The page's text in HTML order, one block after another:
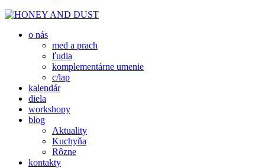
HONEY AND DUST
MED A PRACH
o nás
med a prach
ľudia
komplementárne umenie
c/lap
kalendár
diela
workshopy
blog
Aktuality
Kuchyňa
Rôzne
kontakty